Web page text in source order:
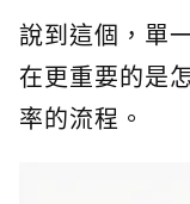
說到這個，單
在更重要的是
率的流程。